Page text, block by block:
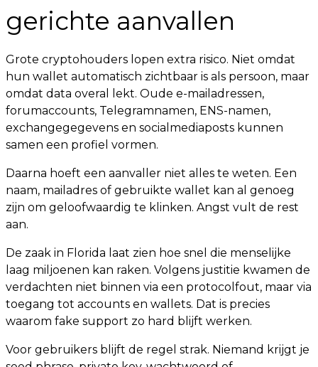
gerichte aanvallen
Grote cryptohouders lopen extra risico. Niet omdat
hun wallet automatisch zichtbaar is als persoon, maar
omdat data overal lekt. Oude e-mailadressen,
forumaccounts, Telegramnamen, ENS-namen,
exchangegegevens en socialmediaposts kunnen
samen een profiel vormen.
Daarna hoeft een aanvaller niet alles te weten. Een
naam, mailadres of gebruikte wallet kan al genoeg
zijn om geloofwaardig te klinken. Angst vult de rest
aan.
De zaak in Florida laat zien hoe snel die menselijke
laag miljoenen kan raken. Volgens justitie kwamen de
verdachten niet binnen via een protocolfout, maar via
toegang tot accounts en wallets. Dat is precies
waarom fake support zo hard blijft werken.
Voor gebruikers blijft de regel strak. Niemand krijgt je